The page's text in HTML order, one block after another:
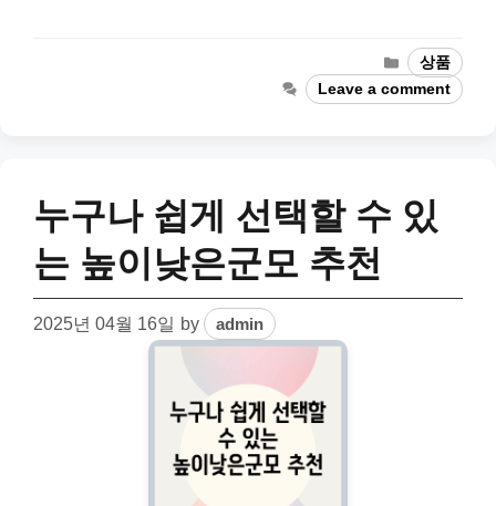
Categories
상품
Leave a comment
누구나 쉽게 선택할 수 있
는 높이낮은군모 추천
2025년 04월 16일 by admin